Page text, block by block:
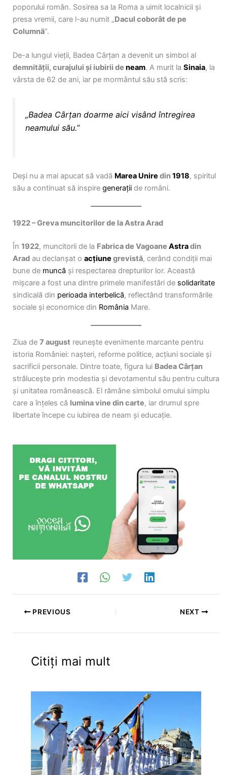
poporului român. Sosirea sa la Roma a uimit localnicii și
presa vremii, care l-au numit „Dacul coborât de pe
Columnă”.
De-a lungul vieții, Badea Cârțan a devenit un simbol al
demnității, curajului și iubirii de neam. A murit la Sinaia, la
vârsta de 62 de ani, iar pe mormântul său stă scris:
„Badea Cârțan doarme aici visând întregirea
neamului său.”
Deși nu a mai apucat să vadă Marea Unire din1918, spiritul
său a continuat să inspire generații de români.
1922 – Greva muncitorilor de la Astra Arad
În 1922, muncitorii de la Fabrica de Vagoane Astradin
Arad au declanșat o acțiune grevistă, cerând condiții mai
bune de muncă și respectarea drepturilor lor. Această
mișcare a fost una dintre primele manifestări de solidaritate
sindicală din perioada interbelică, reflectând transformările
sociale și economice din România Mare.
Ziua de 7 august reunește evenimente marcante pentru
istoria României: nașteri, reforme politice, acțiuni sociale și
sacrificii personale. Dintre toate, figura lui Badea Cârțan
strălucește prin modestia și devotamentul său pentru cultura
și unitatea românească. El rămâne simbolul omului simplu
care a înțeles că lumina vine din carte, iar drumul spre
libertate începe cu iubirea de neam și educație.
PREVIOUS NEXT
Citiți mai mult